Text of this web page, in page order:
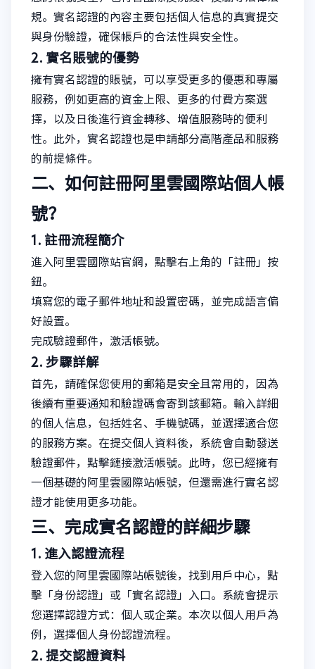
規。實名認證的內容主要包括個人信息的真實提交
與身份驗證，確保帳戶的合法性與安全性。
2. 實名賬號的優勢
擁有實名認證的賬號，可以享受更多的優惠和專屬
服務，例如更高的資金上限、更多的付費方案選
擇，以及日後進行資金轉移、增值服務時的便利
性。此外，實名認證也是申請部分高階產品和服務
的前提條件。
二、如何註冊阿里雲國際站個人帳
號？
1. 註冊流程簡介
進入阿里雲國際站官網，點擊右上角的「註冊」按
鈕。
填寫您的電子郵件地址和設置密碼，並完成語言偏
好設置。
完成驗證郵件，激活帳號。
2. 步驟詳解
首先，請確保您使用的郵箱是安全且常用的，因為
後續有重要通知和驗證碼會寄到該郵箱。輸入詳細
的個人信息，包括姓名、手機號碼，並選擇適合您
的服務方案。在提交個人資料後，系統會自動發送
驗證郵件，點擊鏈接激活帳號。此時，您已經擁有
一個基礎的阿里雲國際站帳號，但還需進行實名認
證才能使用更多功能。
三、完成實名認證的詳細步驟
1. 進入認證流程
登入您的阿里雲國際站帳號後，找到用戶中心，點
擊「身份認證」或「實名認證」入口。系統會提示
您選擇認證方式：個人或企業。本次以個人用戶為
例，選擇個人身份認證流程。
2. 提交認證資料